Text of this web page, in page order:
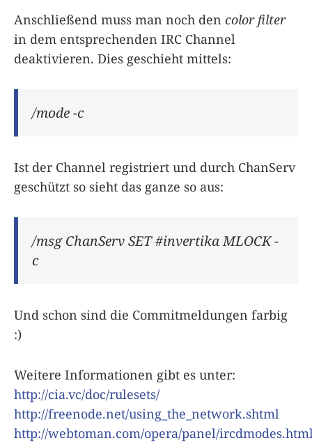
Anschließend muss man noch den color filter
in dem entsprechenden IRC Channel
deaktivieren. Dies geschieht mittels:
/mode -c
Ist der Channel registriert und durch ChanServ
geschützt so sieht das ganze so aus:
/msg ChanServ SET #invertika MLOCK -
c
Und schon sind die Commitmeldungen farbig
:)
Weitere Informationen gibt es unter:
http://cia.vc/doc/rulesets/
http://freenode.net/using_the_network.shtml
http://webtoman.com/opera/panel/